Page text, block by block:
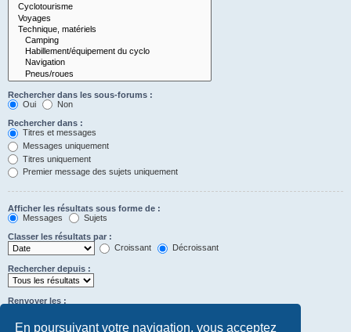
En poursuivant votre navigation, vous acceptez
Rechercher dans les sous-forums :
Oui
Non
Rechercher dans :
Titres et messages
Messages uniquement
Titres uniquement
Premier message des sujets uniquement
Afficher les résultats sous forme de :
Messages
Sujets
Classer les résultats par :
Croissant
Décroissant
Rechercher depuis :
Renvoyer les :